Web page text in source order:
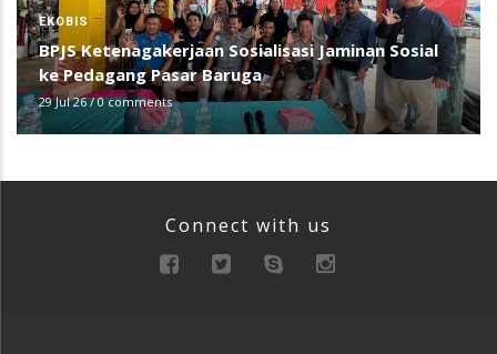
EKOBIS
BPJS Ketenagakerjaan Sosialisasi Jaminan Sosial
ke Pedagang Pasar Baruga
29 Jul 26/0 comments
Connect with us